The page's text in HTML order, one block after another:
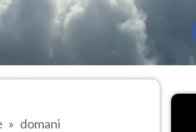
domani